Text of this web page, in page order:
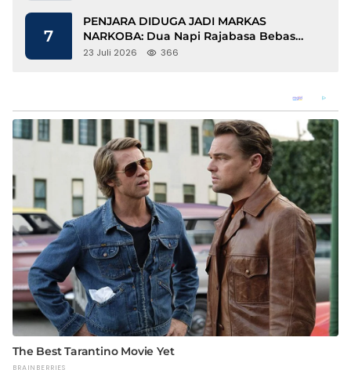
7
PENJARA DIDUGA JADI MARKAS
NARKOBA: Dua Napi Rajabasa Bebas
Gunakan HP, Muncul Dugaan
23 Juli 2026 366